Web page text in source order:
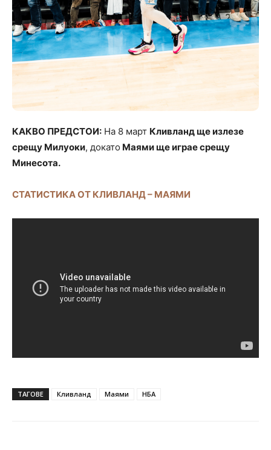
КАКВО ПРЕДСТОИ: На 8 март Кливланд ще излезе
срещу Милуоки, докато Маями ще играе срещу
Минесота.
СТАТИСТИКА ОТ КЛИВЛАНД – МАЯМИ
ТАГОВЕ Кливланд Маями НБА